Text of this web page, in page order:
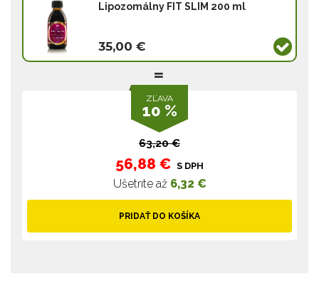
Lipozomálny FIT SLIM 200 ml
35,00 €
ZĽAVA
10 %
63,20 €
56,88 € S DPH
Ušetríte až 6,32 €
PRIDAŤ DO KOŠÍKA